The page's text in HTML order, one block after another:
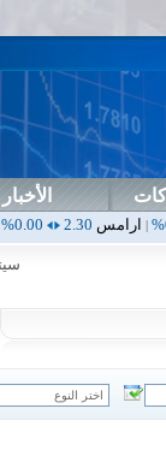
الأخبار
|اربيل 0.00